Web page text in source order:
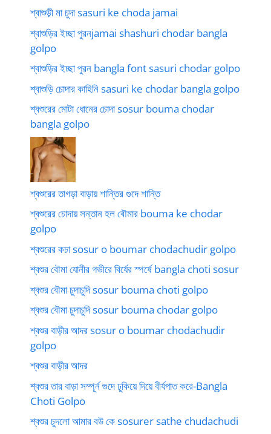
শ্বাশুড়ী মা চুদা sasuri ke choda jamai
শ্বাশুড়ির ইচ্ছা পুরনjamai shashuri chodar bangla
golpo
শ্বাশুড়ির ইচ্ছা পুরন bangla font sasuri chodar golpo
শ্বাশুড়ি চোদার কাহিনি sasuri ke chodar bangla golpo
শ্বশুরের মোটা ধোনের চোদা sosur bouma chodar
bangla golpo
শ্বশুরের তাগড়া বাড়ায় শান্তির গুদে শান্তি
শ্বশুরের চোদায় সন্তান হল বৌমার bouma ke chodar
golpo
শ্বশুরের কচা sosur o boumar chodachudir golpo
শ্বশুর বৌমা যোনীর গভীরে বির্যের স্পর্ষে bangla choti sosur
শ্বশুর বৌমা চুদাচুদি sosur bouma choti golpo
শ্বশুর বৌমা চুদাচুদি sosur bouma chodar golpo
শ্বশুর বাড়ীর আদর sosur o boumar chodachudir
golpo
শ্বশুর বাড়ীর আদর
শ্বশুর তার বাড়া সম্পূর্ন গুদে ঢুকিয়ে দিয়ে বীর্যপাত করে-Bangla
Choti Golpo
শ্বশুর চুদলো আমার বউ কে sosurer sathe chudachudi